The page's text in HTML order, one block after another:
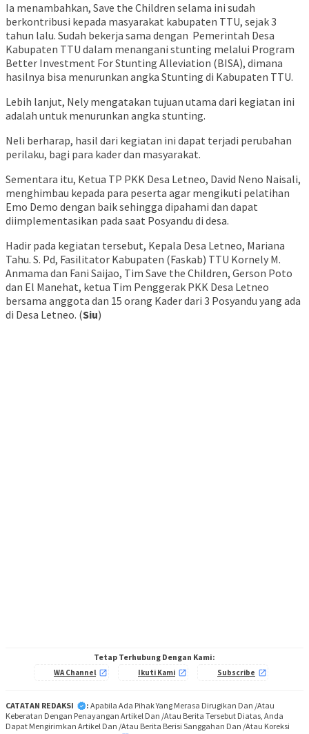
Ia menambahkan, Save the Children selama ini sudah
berkontribusi kepada masyarakat kabupaten TTU, sejak 3
tahun lalu. Sudah bekerja sama dengan Pemerintah Desa
Kabupaten TTU dalam menangani stunting melalui Program
Better Investment For Stunting Alleviation (BISA), dimana
hasilnya bisa menurunkan angka Stunting di Kabupaten TTU.
Lebih lanjut, Nely mengatakan tujuan utama dari kegiatan ini
adalah untuk menurunkan angka stunting.
Neli berharap, hasil dari kegiatan ini dapat terjadi perubahan
perilaku, bagi para kader dan masyarakat.
Sementara itu, Ketua TP PKK Desa Letneo, David Neno Naisali,
menghimbau kepada para peserta agar mengikuti pelatihan
Emo Demo dengan baik sehingga dipahami dan dapat
diimplementasikan pada saat Posyandu di desa.
Hadir pada kegiatan tersebut, Kepala Desa Letneo, Mariana
Tahu. S. Pd, Fasilitator Kabupaten (Faskab) TTU Kornely M.
Anmama dan Fani Saijao, Tim Save the Children, Gerson Poto
dan El Manehat, ketua Tim Penggerak PKK Desa Letneo
bersama anggota dan 15 orang Kader dari 3 Posyandu yang ada
di Desa Letneo. (Siu)
Tetap Terhubung Dengan Kami:
WA Channel Ikuti Kami Subscribe
CATATAN REDAKSI : Apabila Ada Pihak Yang Merasa Dirugikan Dan /Atau
Keberatan Dengan Penayangan Artikel Dan /Atau Berita Tersebut Diatas, Anda
Dapat Mengirimkan Artikel Dan /Atau Berita Berisi Sanggahan Dan /Atau Koreksi